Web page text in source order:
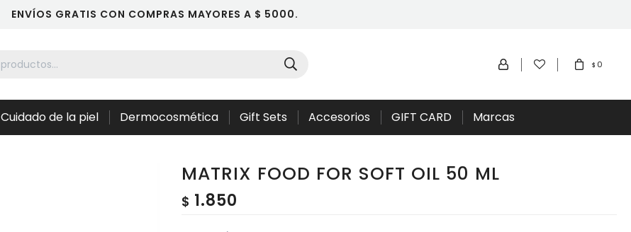
ENVÍOS GRATIS CON COMPRAS MAYORES A $ 5000.
Cuidado de la piel Dermocosmética Gift Sets Accesorios GIFT CARD Marcas
$ 0
MATRIX FOOD FOR SOFT OIL 50 ML
$ 1.850